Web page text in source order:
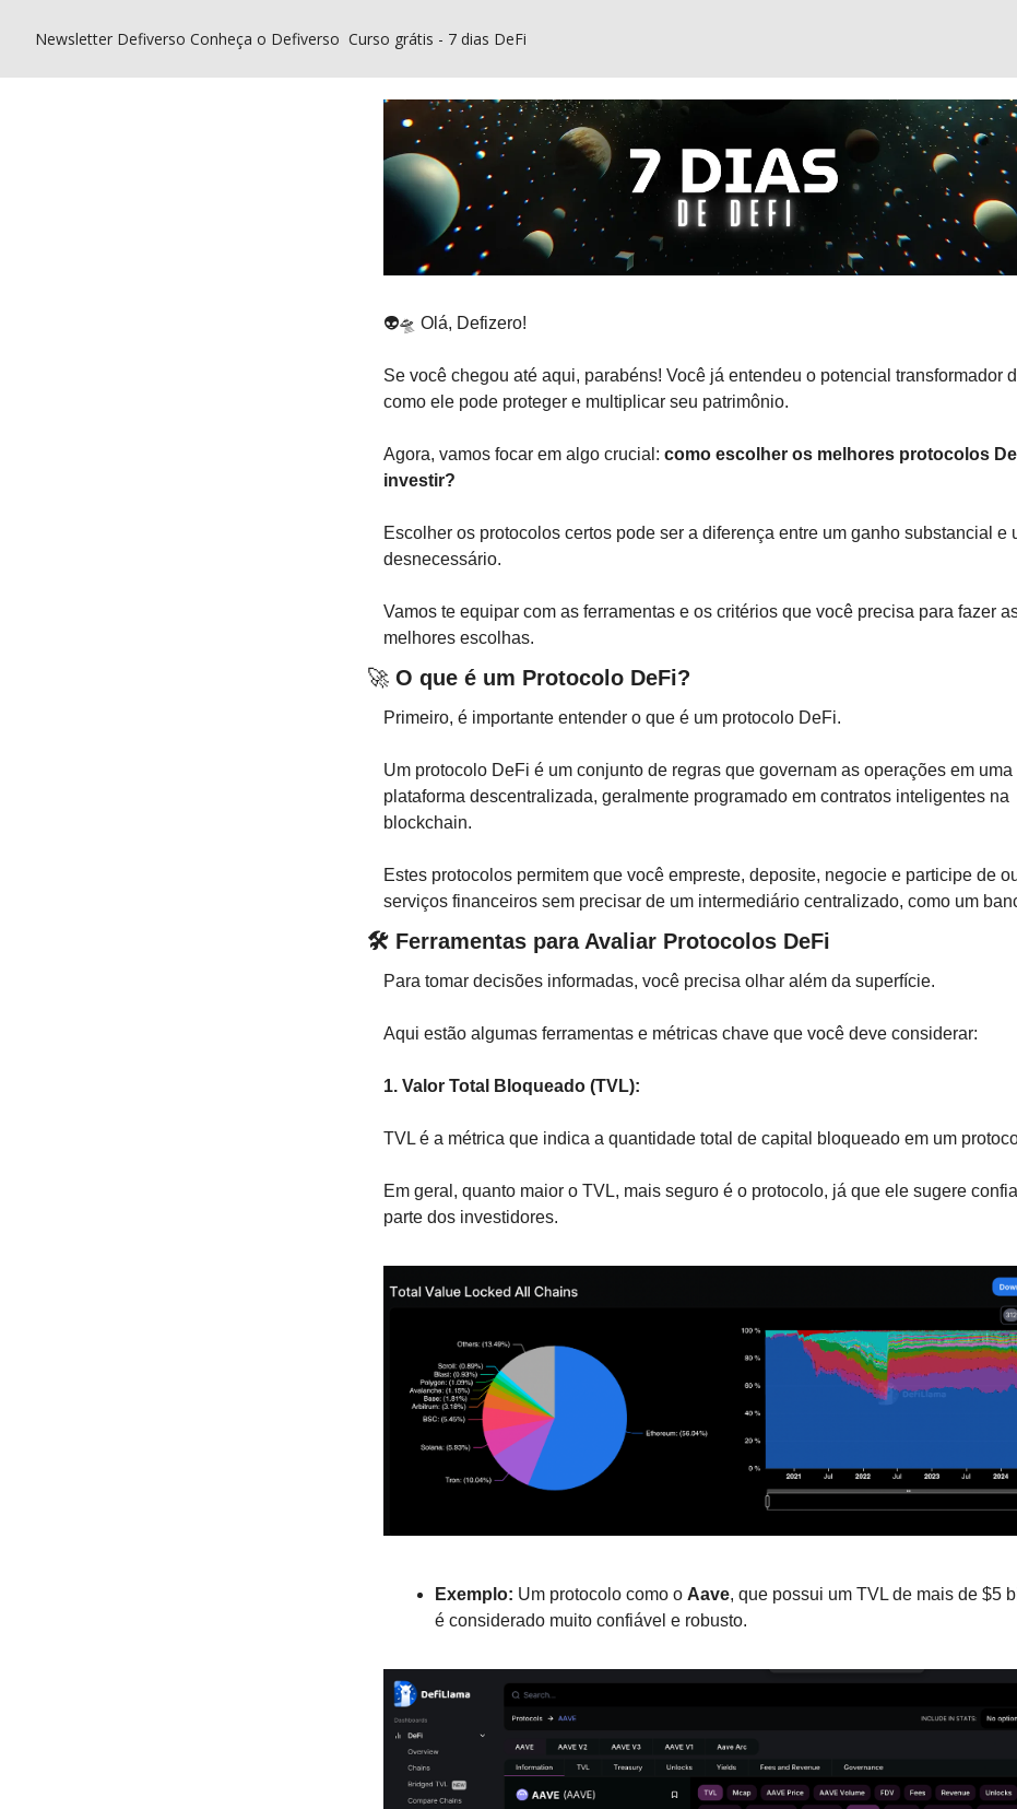
Newsletter Defiverso Conheça o Defiverso Curso grátis - 7 dias DeFi
👽🛸 Olá, Defizero!
Se você chegou até aqui, parabéns! Você já entendeu o potencial transformador
como ele pode proteger e multiplicar seu patrimônio.
Agora, vamos focar em algo crucial: como escolher os melhores protocolos
investir?
Escolher os protocolos certos pode ser a diferença entre um ganho substancial e
desnecessário.
Vamos te equipar com as ferramentas e os critérios que você precisa para fazer
melhores escolhas.
🚀 O que é um Protocolo DeFi?
Primeiro, é importante entender o que é um protocolo DeFi.
Um protocolo DeFi é um conjunto de regras que governam as operações em uma
plataforma descentralizada, geralmente programado em contratos inteligentes na
blockchain.
Estes protocolos permitem que você empreste, deposite, negocie e participe de
serviços financeiros sem precisar de um intermediário centralizado, como um
🛠️ Ferramentas para Avaliar Protocolos DeFi
Para tomar decisões informadas, você precisa olhar além da superfície.
Aqui estão algumas ferramentas e métricas chave que você deve considerar:
1. Valor Total Bloqueado (TVL):
TVL é a métrica que indica a quantidade total de capital bloqueado em um
Em geral, quanto maior o TVL, mais seguro é o protocolo, já que ele sugere
parte dos investidores.
Exemplo: Um protocolo como o Aave, que possui um TVL de mais de $5
é considerado muito confiável e robusto.